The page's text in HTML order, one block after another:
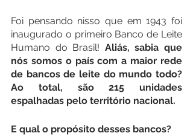
Foi pensando nisso que em 1943 foi
inaugurado o primeiro Banco de Leite
Humano do Brasil! Aliás, sabia que
nós somos o país com a maior rede
de bancos de leite do mundo todo?
Ao total, são 215 unidades
espalhadas pelo território nacional.
E qual o propósito desses bancos?